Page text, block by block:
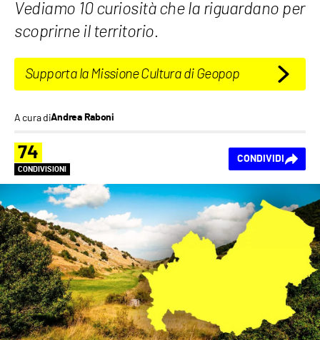
Vediamo 10 curiosità che la riguardano per
scoprirne il territorio.
Supporta la Missione Cultura di Geopop
A cura diAndrea Raboni
74
CONDIVISIONI
CONDIVIDI